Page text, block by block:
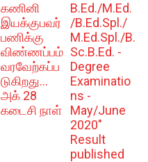
கணினி
இயக்குபவர்
பணிக்கு
விண்ணப்பம்
வரவேற்கப்ப
டுகிறது...
அக் 28
கடைசி நாள்
B.Ed./M.Ed.
/B.Ed.Spl./
M.Ed.Spl./B.
Sc.B.Ed. -
Degree
Examinatio
ns -
May/June
2020"
Result
published